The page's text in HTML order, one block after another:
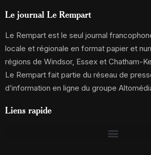
Le journal Le Rempart
Le Rempart est le seul journal
locale et régionale en format papier et
régions de Windsor, Essex et Chatham-
Le Rempart fait partie du réseau de
d’information en ligne du groupe
Liens rapide